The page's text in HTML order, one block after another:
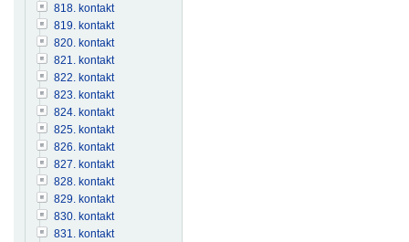
818. kontakt
819. kontakt
820. kontakt
821. kontakt
822. kontakt
823. kontakt
824. kontakt
825. kontakt
826. kontakt
827. kontakt
828. kontakt
829. kontakt
830. kontakt
831. kontakt